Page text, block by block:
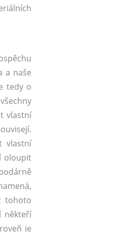
a naše
tedy o
vlastní
vlastní
oloupit
tohoto
někteří
je